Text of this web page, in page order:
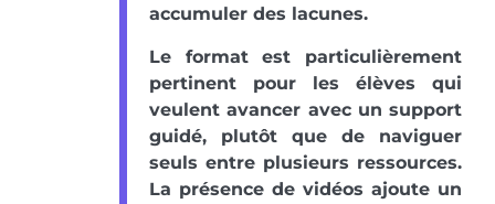
accumuler des lacunes.
Le format est particulièrement
pertinent pour les élèves qui
veulent avancer avec un support
guidé, plutôt que de naviguer
seuls entre plusieurs ressources.
La présence de vidéos ajoute un